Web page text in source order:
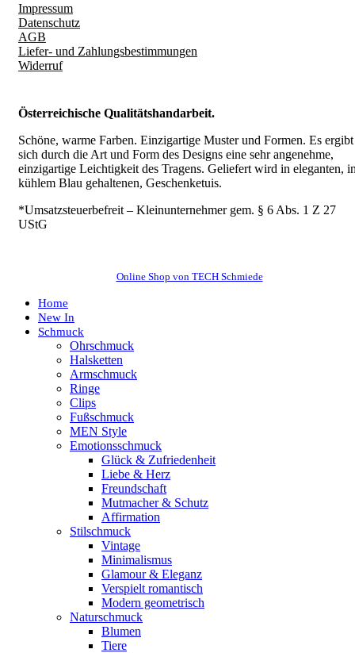
Impressum
Datenschutz
AGB
Liefer- und Zahlungsbestimmungen
Widerruf
Österreichische Qualitätshandarbeit.
Schöne, warme Farben. Einzigartige Muster und Formen. Es ergibt
sich durch die Art und Form des Designs eine sehr angenehme,
einzigartige Leichtigkeit des Tragens. Geliefert wird in eleganten,
kühlem Blau gehaltenen, Geschenketuis.
*Umsatzsteuerbefreit – Kleinunternehmer gem. § 6 Abs. 1 Z 27
UStG
Online Shop von TECH Schmiede
Home
New In
Schmuck
Ohrschmuck
Halsketten
Armschmuck
Ringe
Clips
Fußschmuck
MEN Style
Emotionsschmuck
Glück & Zufriedenheit
Liebe & Herz
Freundschaft
Mutmacher & Schutz
Affirmation
Stilschmuck
Vintage
Minimalismus
Glamour & Eleganz
Verspielt romantisch
Modern geometrisch
Naturschmuck
Blumen
Tiere